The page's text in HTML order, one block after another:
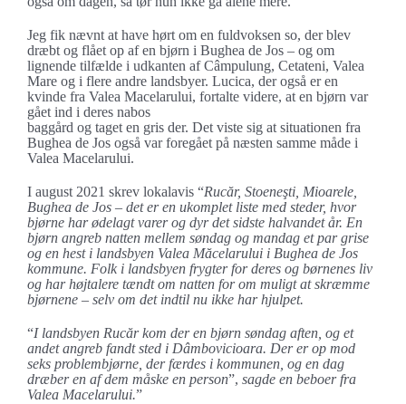
Jeg fik nævnt at have hørt om en fuldvoksen so, der blev
dræbt og flået op af en bjørn i Bughea de Jos – og om
lignende tilfælde i udkanten af Câmpulung, Cetateni, Valea
Mare og i flere andre landsbyer. Lucica, der også er en
kvinde fra Valea Macelarului, fortalte videre, at en bjørn var
gået ind i deres nabos
baggård og taget en gris der. Det viste sig at situationen fra
Bughea de Jos også var foregået på næsten samme måde i
Valea Macelarului.
I august 2021 skrev lokalavis “Rucăr, Stoeneşti, Mioarele,
Bughea de Jos – det er en ukomplet liste med steder, hvor
bjørne har ødelagt varer og dyr det sidste halvandet år. En
bjørn angreb natten mellem søndag og mandag et par grise
og en hest i landsbyen Valea Măcelarului i Bughea de Jos
kommune. Folk i landsbyen frygter for deres og børnenes liv
og har højtalere tændt om natten for om muligt at skræmme
bjørnene – selv om det indtil nu ikke har hjulpet.
“I landsbyen Rucăr kom der en bjørn søndag aften, og et
andet angreb fandt sted i Dâmbovicioara. Der er op mod
seks problembjørne, der færdes i kommunen, og en dag
dræber en af dem måske en person”, sagde en beboer fra
Valea Macelarului.”